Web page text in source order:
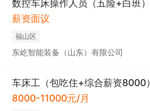
数控车床操作人员（五险+白班）
薪资面议
福山区
东屹智能装备（山东）有限公司
车床工（包吃住+综合薪资8000）
8000-11000元/月